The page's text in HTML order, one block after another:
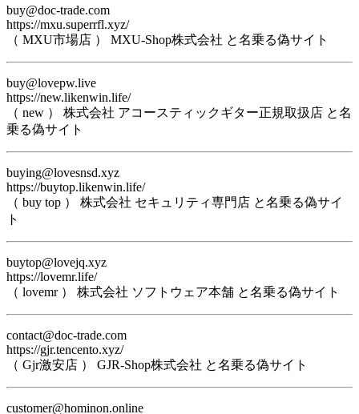
buy@doc-trade.com
https://mxu.superrfl.xyz/
（ MXU市場店 ） MXU-Shop株式会社 と名乗る偽サイト
buy@lovepw.live
https://new.likenwin.life/
（ new ） 株式会社 アコースティックギター正規取扱店 と名
乗る偽サイト
buying@lovesnsd.xyz
https://buytop.likenwin.life/
（ buy top ） 株式会社 セキュリティ専門店 と名乗る偽サイ
ト
buytop@lovejq.xyz
https://lovemr.life/
（ lovemr ） 株式会社 ソフトウェア本舗 と名乗る偽サイト
contact@doc-trade.com
https://gjr.tencento.xyz/
（ Gjr激安店 ） GJR-Shop株式会社 と名乗る偽サイト
customer@hominon.online